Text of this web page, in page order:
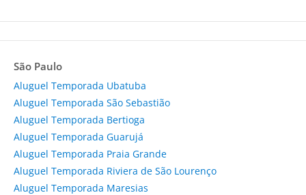
São Paulo
Aluguel Temporada Ubatuba
Aluguel Temporada São Sebastião
Aluguel Temporada Bertioga
Aluguel Temporada Guarujá
Aluguel Temporada Praia Grande
Aluguel Temporada Riviera de São Lourenço
Aluguel Temporada Maresias